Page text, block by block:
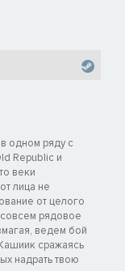
одном ряду с
Republic и
веки
лица не
от целого
рядовое
ведем бой
сражаясь
надрать твою